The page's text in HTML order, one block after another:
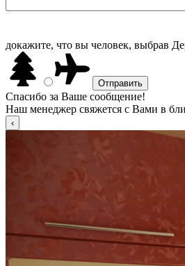
докажите, что вы человек, выбрав
Спасибо за Ваше сообщение!
Наш менеджер свяжется с Вами в